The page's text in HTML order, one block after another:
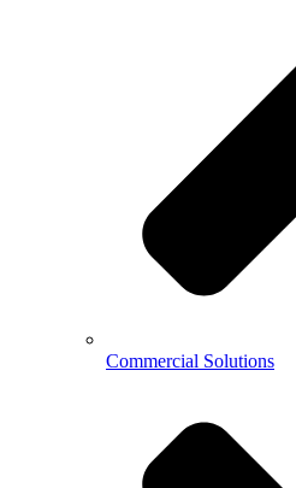
Commercial Solutions